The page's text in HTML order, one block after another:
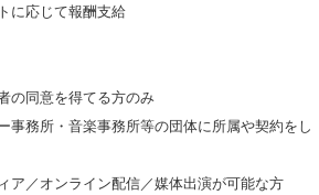
に応じて報酬支給
の同意を得てる方のみ
事務所・音楽事務所等の団体に所属や契約をし
ア／オンライン配信／媒体出演が可能な方